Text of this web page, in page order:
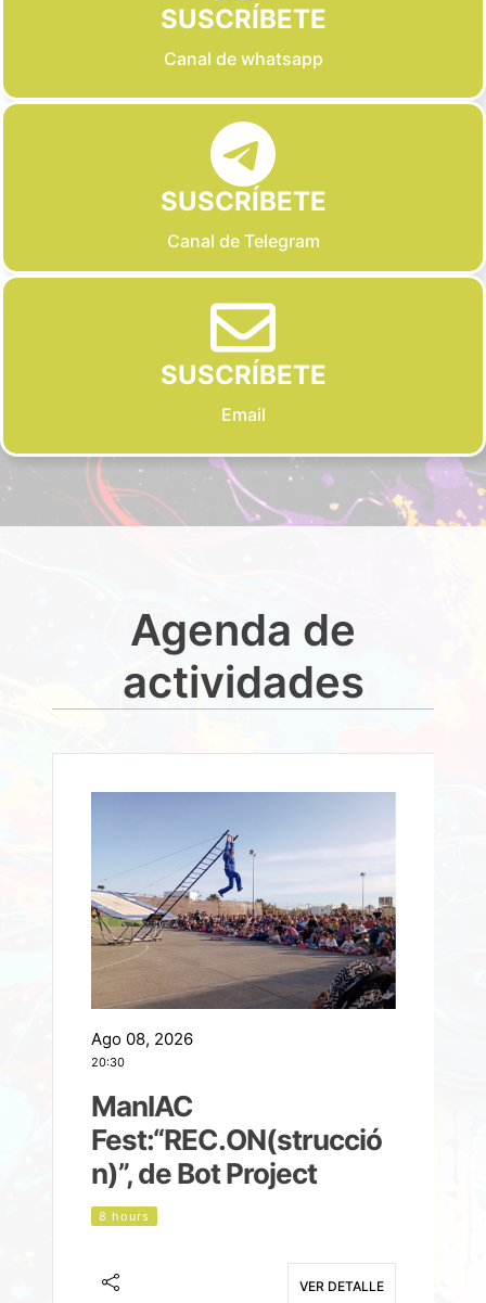
SUSCRÍBETE
Canal de whatsapp
SUSCRÍBETE
Canal de Telegram
SUSCRÍBETE
Email
Agenda de
actividades
Ago 08, 2026
20:30
ManIAC
Fest:“REC.ON(strucció
n)”, de Bot Project
8 hours
VER DETALLE